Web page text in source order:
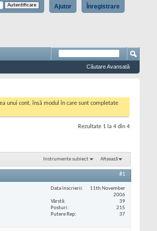
Înregistrare
Ajutor
Căutare Avansată
unui cont, însă modul în care sunt completate
Rezultate 1 la 4 din 4
Instrumente subiect Afișează
#1
Data înscrierii
11th November
2006
Vârstă
39
Posturi
215
Putere Rep
37